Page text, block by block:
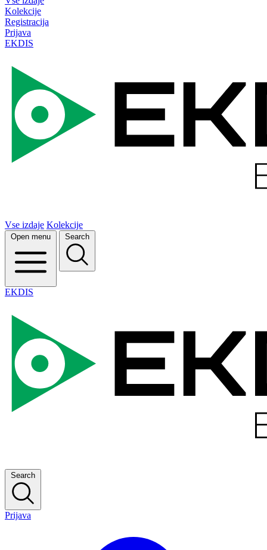
Kolekcije
Registracija
Prijava
EKDIS
Vse izdaje Kolekcije
Open menu Search
EKDIS
Search
Prijava